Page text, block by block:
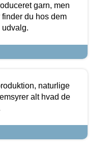
garn, men
du hos dem
udvalg.
naturlige
alt hvad de